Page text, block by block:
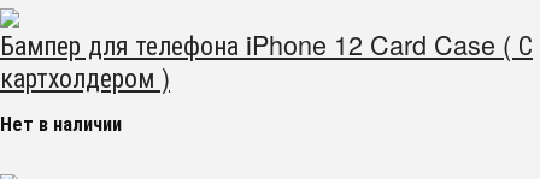
Бампер для телефона iPhone 12 Card Case ( С
картхолдером )
Нет в наличии